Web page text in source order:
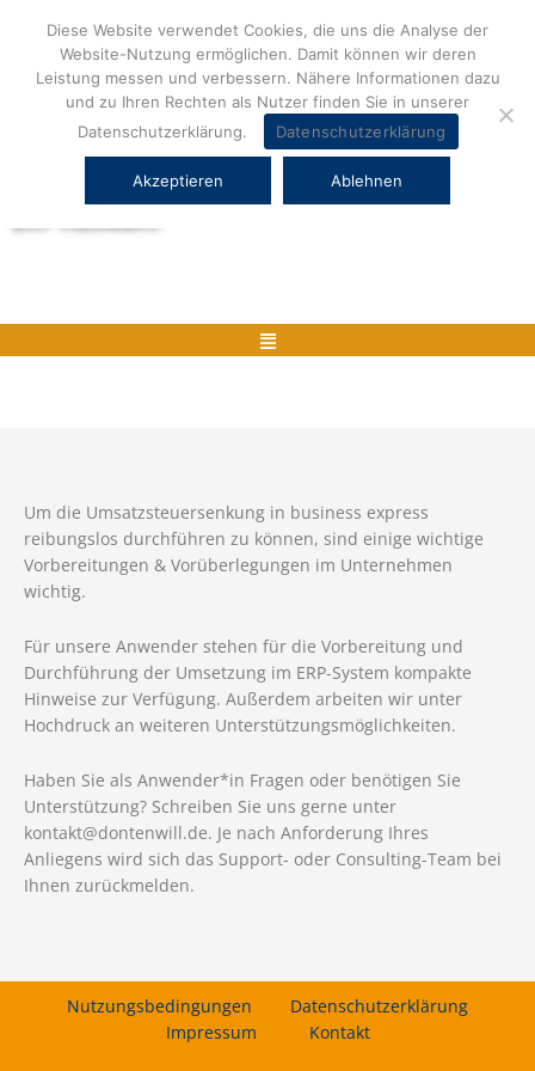
springen
Herstellerneutrale ERP Beratung und
Menü
Um die Umsatzsteuersenkung in business express
reibungslos durchführen zu können, sind einige wichtige
Vorbereitungen & Vorüberlegungen im Unternehmen
wichtig.
Für unsere Anwender stehen für die Vorbereitung und
Durchführung der Umsetzung im ERP-System kompakte
Hinweise zur Verfügung. Außerdem arbeiten wir unter
Hochdruck an weiteren Unterstützungsmöglichkeiten.
Haben Sie als Anwender*in Fragen oder benötigen Sie
Unterstützung? Schreiben Sie uns gerne unter
kontakt@dontenwill.de. Je nach Anforderung Ihres
Anliegens wird sich das Support- oder Consulting-Team bei
Ihnen zurückmelden.
Nutzungsbedingungen
Datenschutzerklärung
Impressum
Kontakt
Diese Website verwendet Cookies, die uns die Analyse der
Website-Nutzung ermöglichen. Damit können wir deren
Leistung messen und verbessern. Nähere Informationen dazu
und zu Ihren Rechten als Nutzer finden Sie in unserer
Datenschutzerklärung.
Datenschutzerklärung
Akzeptieren Ablehnen